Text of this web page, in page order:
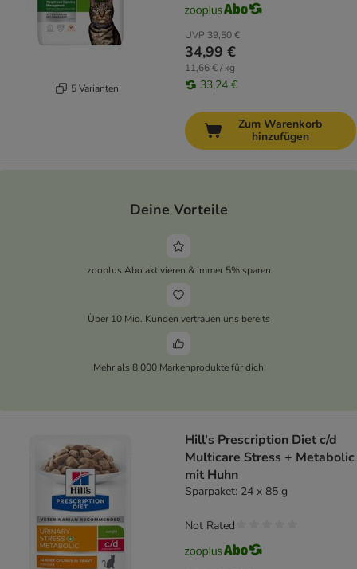
5 Varianten
UVP 39,50 €
34,99 €
11,66 € / kg
33,24 €
Zum Warenkorb
hinzufügen
Deine Vorteile
zooplus Abo aktivieren & immer 5% sparen
Über 10 Mio. Kunden vertrauen uns bereits
Mehr als 8.000 Markenprodukte für dich
Hill's Prescription Diet c/d
Multicare Stress + Metabolic
mit Huhn
Sparpaket: 24 x 85 g
Not Rated